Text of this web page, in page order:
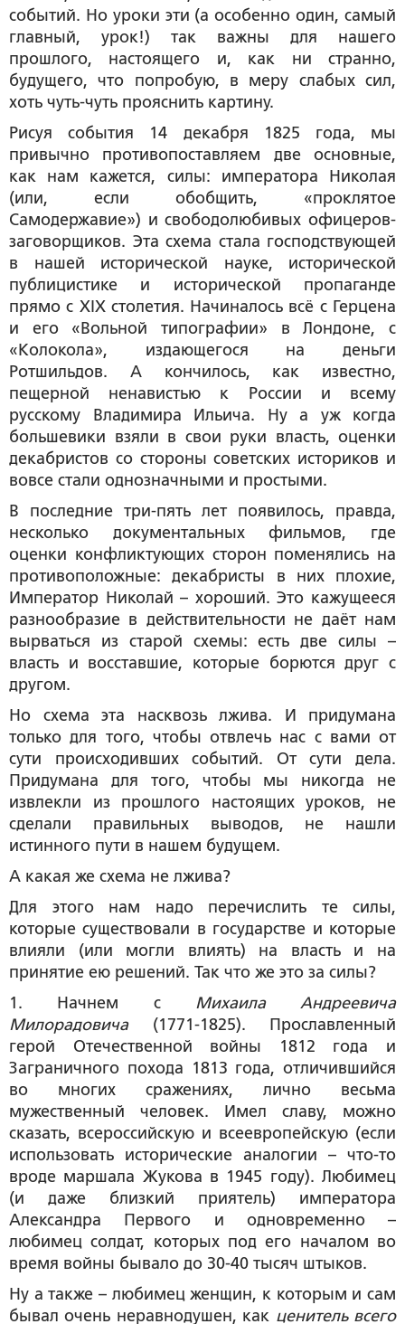
событий. Но уроки эти (а особенно один, самый
главный, урок!) так важны для нашего
прошлого, настоящего и, как ни странно,
будущего, что попробую, в меру слабых сил,
хоть чуть-чуть прояснить картину.
Рисуя события 14 декабря 1825 года, мы
привычно противопоставляем две основные,
как нам кажется, силы: императора Николая
(или, если обобщить, «проклятое
Самодержавие») и свободолюбивых офицеров-
заговорщиков. Эта схема стала господствующей
в нашей исторической науке, исторической
публицистике и исторической пропаганде
прямо с XIX столетия. Начиналось всё с Герцена
и его «Вольной типографии» в Лондоне, с
«Колокола», издающегося на деньги
Ротшильдов. А кончилось, как известно,
пещерной ненавистью к России и всему
русскому Владимира Ильича. Ну а уж когда
большевики взяли в свои руки власть, оценки
декабристов со стороны советских историков и
вовсе стали однозначными и простыми.
В последние три-пять лет появилось, правда,
несколько документальных фильмов, где
оценки конфликтующих сторон поменялись на
противоположные: декабристы в них плохие,
Император Николай – хороший. Это кажущееся
разнообразие в действительности не даёт нам
вырваться из старой схемы: есть две силы –
власть и восставшие, которые борются друг с
другом.
Но схема эта насквозь лжива. И придумана
только для того, чтобы отвлечь нас с вами от
сути происходивших событий. От сути дела.
Придумана для того, чтобы мы никогда не
извлекли из прошлого настоящих уроков, не
сделали правильных выводов, не нашли
истинного пути в нашем будущем.
А какая же схема не лжива?
Для этого нам надо перечислить те силы,
которые существовали в государстве и которые
влияли (или могли влиять) на власть и на
принятие ею решений. Так что же это за силы?
1. Начнем с Михаила Андреевича
Милорадовича(1771-1825). Прославленный
герой Отечественной войны 1812 года и
Заграничного похода 1813 года, отличившийся
во многих сражениях, лично весьма
мужественный человек. Имел славу, можно
сказать, всероссийскую и всеевропейскую (если
использовать исторические аналогии – что-то
вроде маршала Жукова в 1945 году). Любимец
(и даже близкий приятель) императора
Александра Первого и одновременно –
любимец солдат, которых под его началом во
время войны бывало до 30-40 тысяч штыков.
Ну а также – любимец женщин, к которым и сам
бывал очень неравнодушен, как ценитель всего